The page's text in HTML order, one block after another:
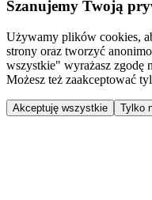
Szanujemy Twoją
Używamy plików cookies,
strony oraz tworzyć
wszystkie" wyrażasz zgodę
Możesz też zaakceptować
Akceptuję wszystkie Tylko